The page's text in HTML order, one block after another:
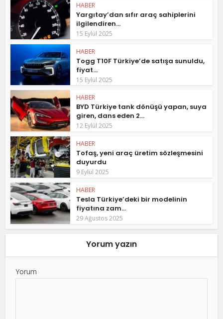
HABER
Yargıtay’dan sıfır araç sahiplerini
ilgilendiren...
15 Eylül 2025
HABER
Togg T10F Türkiye’de satışa sunuldu,
fiyat...
15 Eylül 2025
HABER
BYD Türkiye tank dönüşü yapan, suya
giren, dans eden 2...
12 Eylül 2025
HABER
Tofaş, yeni araç üretim sözleşmesini
duyurdu
9 Eylül 2025
HABER
Tesla Türkiye’deki bir modelinin
fiyatına zam...
29 Ağustos 2025
Yorum yazın
Yorum